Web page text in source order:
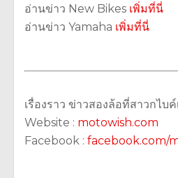
อ่านข่าว New Bikes เพิ่มที่นี่
อ่านข่าว Yamaha เพิ่มที่นี่
เรื่องราว ข่าวสองล้อที่สาวกไบ
Website : motowish.com
Facebook : facebook.com/